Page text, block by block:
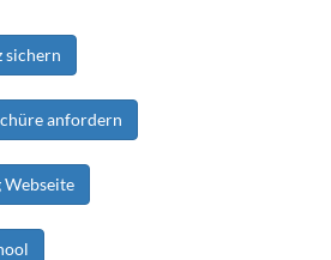
sichern
anfordern
Webseite